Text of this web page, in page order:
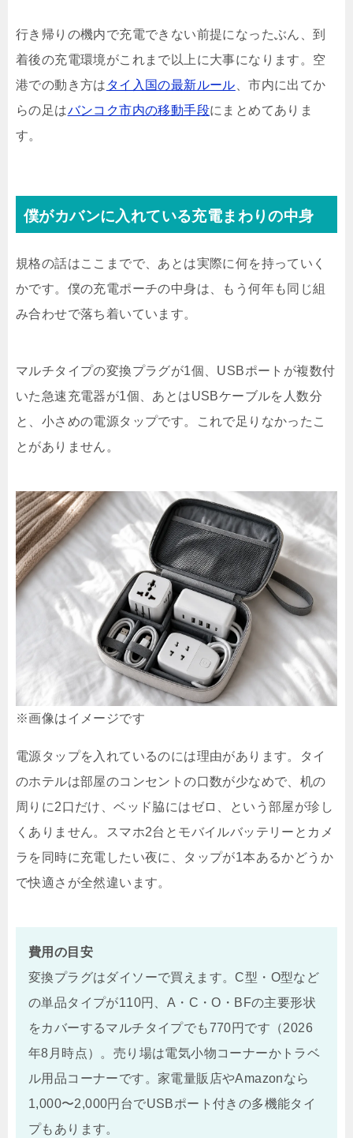
行き帰りの機内で充電できない前提になったぶん、到
着後の充電環境がこれまで以上に大事になります。空
港での動き方は タイ入国の最新ルール 、市内に出てか
らの足はバンコク市内の移動手段にまとめてありま
す。
僕がカバンに入れている充電まわりの中身
規格の話はここまでで、あとは実際に何を持っていく
かです。僕の充電ポーチの中身は、もう何年も同じ組
み合わせで落ち着いています。
マルチタイプの変換プラグが1個、USBポートが複数付
いた急速充電器が1個、あとはUSBケーブルを人数分
と、小さめの電源タップです。これで足りなかったこ
とがありません。
※画像はイメージです
電源タップを入れているのには理由があります。タイ
のホテルは部屋のコンセントの口数が少なめで、机の
周りに2口だけ、ベッド脇にはゼロ、という部屋が珍し
くありません。スマホ2台とモバイルバッテリーとカメ
ラを同時に充電したい夜に、タップが1本あるかどうか
で快適さが全然違います。
費用の目安
変換プラグはダイソーで買えます。C型・O型など
の単品タイプが110円、A・C・O・BFの主要形状
をカバーするマルチタイプでも770円です（2026
年8月時点）。売り場は電気小物コーナーかトラベ
ル用品コーナーです。家電量販店やAmazonなら
1,000〜2,000円台でUSBポート付きの多機能タイ
プもあります。